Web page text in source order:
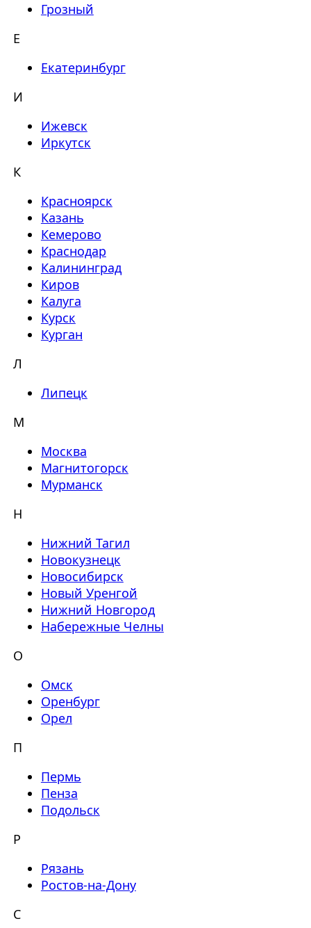
Грозный
Е
Екатеринбург
И
Ижевск
Иркутск
К
Красноярск
Казань
Кемерово
Краснодар
Калининград
Киров
Калуга
Курск
Курган
Л
Липецк
М
Москва
Магнитогорск
Мурманск
Н
Нижний Тагил
Новокузнецк
Новосибирск
Новый Уренгой
Нижний Новгород
Набережные Челны
О
Омск
Оренбург
Орел
П
Пермь
Пенза
Подольск
Р
Рязань
Ростов-на-Дону
С